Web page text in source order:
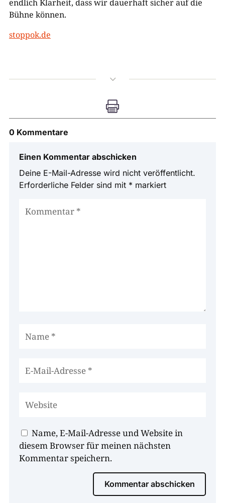
endlich Klarheit, dass wir dauerhaft sicher auf die
Bühne können.
stoppok.de
3

0 Kommentare
Einen Kommentar abschicken
Deine E-Mail-Adresse wird nicht veröffentlicht.
Erforderliche Felder sind mit * markiert
Name, E-Mail-Adresse und Website in
diesem Browser für meinen nächsten
Kommentar speichern.
Kommentar abschicken